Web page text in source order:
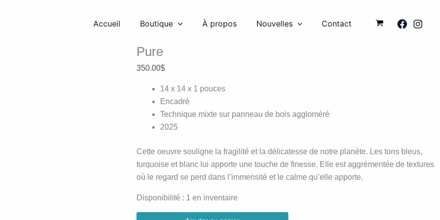
Accueil Boutique À propos Nouvelles Contact
Pure
350.00$
14 x 14 x 1 pouces
Encadré
Technique mixte sur panneau de bois aggloméré
2025
Cette oeuvre souligne la fragilité et la délicatesse de notre planète. Les tons bleus,
turquoise et blanc lui apporte une touche de finesse. Elle est aggrémentée de textures
où le regard se perd dans l’immensité et le calme qu’elle apporte.
Disponibilité : 1 en inventaire